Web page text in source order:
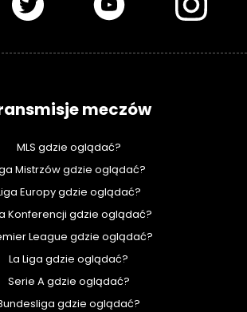
meczów
MLS gdzie oglądać?
Mistrzów gdzie oglądać?
Europy gdzie oglądać?
Konferencji gdzie oglądać?
League gdzie oglądać?
La Liga gdzie oglądać?
Serie A gdzie oglądać?
gdzie oglądać?